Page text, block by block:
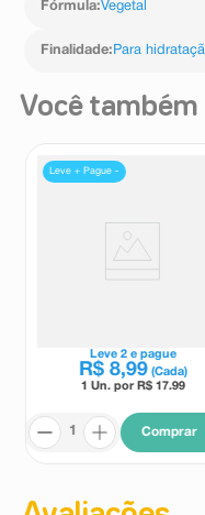
Fórmula:Vegetal
Finalidade: Para
Você
Leve + Pague -
Leve 2e pague
R$ 8,99 (Cada)
1 Un. por R$ 17.99
Comprar